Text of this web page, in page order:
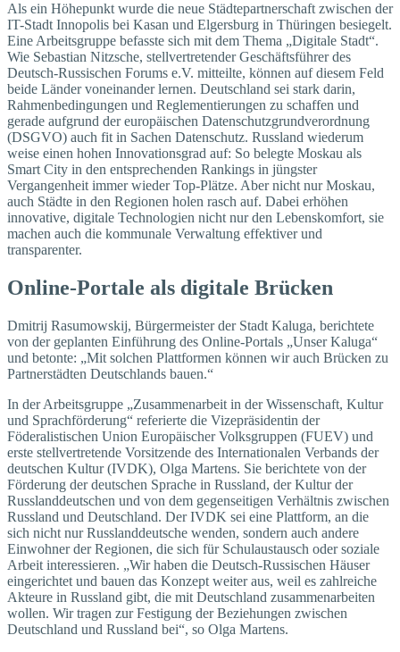
Als ein Höhepunkt wurde die neue Städtepartnerschaft zwischen der
IT-Stadt Innopolis bei Kasan und Elgersburg in Thüringen besiegelt.
Eine Arbeitsgruppe befasste sich mit dem Thema „Digitale Stadt“.
Wie Sebastian Nitzsche, stellvertretender Geschäftsführer des
Deutsch-Russischen Forums e.V. mitteilte, können auf diesem Feld
beide Länder voneinander lernen. Deutschland sei stark darin,
Rahmenbedingungen und Reglementierungen zu schaffen und
gerade aufgrund der europäischen Datenschutzgrundverordnung
(DSGVO) auch fit in Sachen Datenschutz. Russland wiederum
weise einen hohen Innovationsgrad auf: So belegte Moskau als
Smart City in den entsprechenden Rankings in jüngster
Vergangenheit immer wieder Top-Plätze. Aber nicht nur Moskau,
auch Städte in den Regionen holen rasch auf. Dabei erhöhen
innovative, digitale Technologien nicht nur den Lebenskomfort, sie
machen auch die kommunale Verwaltung effektiver und
transparenter.
Online-Portale als digitale Brücken
Dmitrij Rasumowskij, Bürgermeister der Stadt Kaluga, berichtete
von der geplanten Einführung des Online-Portals „Unser Kaluga“
und betonte: „Mit solchen Plattformen können wir auch Brücken zu
Partnerstädten Deutschlands bauen.“
In der Arbeitsgruppe „Zusammenarbeit in der Wissenschaft, Kultur
und Sprachförderung“ referierte die Vizepräsidentin der
Föderalistischen Union Europäischer Volksgruppen (FUEV) und
erste stellvertretende Vorsitzende des Internationalen Verbands der
deutschen Kultur (IVDK), Olga Martens. Sie berichtete von der
Förderung der deutschen Sprache in Russland, der Kultur der
Russlanddeutschen und von dem gegenseitigen Verhältnis zwischen
Russland und Deutschland. Der IVDK sei eine Plattform, an die
sich nicht nur Russlanddeutsche wenden, sondern auch andere
Einwohner der Regionen, die sich für Schulaustausch oder soziale
Arbeit interessieren. „Wir haben die Deutsch-Russischen Häuser
eingerichtet und bauen das Konzept weiter aus, weil es zahlreiche
Akteure in Russland gibt, die mit Deutschland zusammenarbeiten
wollen. Wir tragen zur Festigung der Beziehungen zwischen
Deutschland und Russland bei“, so Olga Martens.